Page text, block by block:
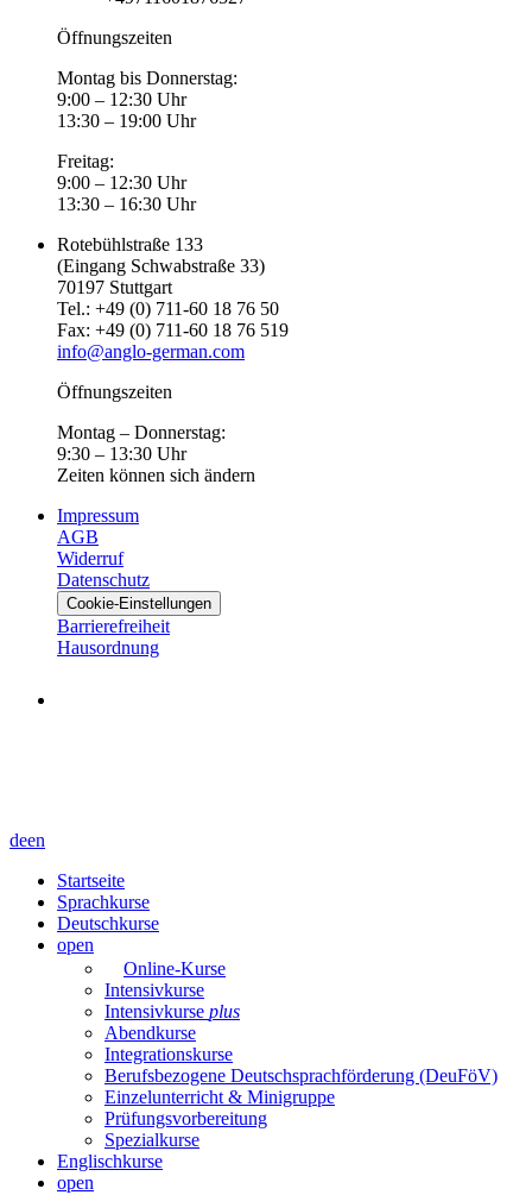
Öffnungszeiten
Montag bis Donnerstag:
9:00 – 12:30 Uhr
13:30 – 19:00 Uhr
Freitag:
9:00 – 12:30 Uhr
13:30 – 16:30 Uhr
Rotebühlstraße 133
(Eingang Schwabstraße 33)
70197 Stuttgart
Tel.: +49 (0) 711-60 18 76 50
Fax: +49 (0) 711-60 18 76 519
info@anglo-german.com
Öffnungszeiten
Montag – Donnerstag:
9:30 – 13:30 Uhr
Zeiten können sich ändern
Impressum
AGB
Widerruf
Datenschutz
Cookie-Einstellungen
Barrierefreiheit
Hausordnung
deen
Startseite
Sprachkurse
Deutschkurse
open
Online-Kurse
Intensivkurse
Intensivkurse plus
Abendkurse
Integrationskurse
Berufsbezogene Deutschsprachförderung (DeuFöV)
Einzelunterricht & Minigruppe
Prüfungsvorbereitung
Spezialkurse
Englischkurse
open